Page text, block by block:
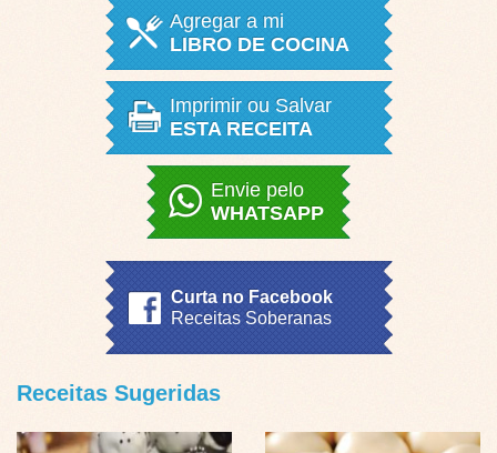
Agregar a mi
LIBRO DE COCINA
Imprimir ou Salvar
ESTA RECEITA
Envie pelo
WHATSAPP
Curta no Facebook
Receitas Soberanas
Receitas Sugeridas